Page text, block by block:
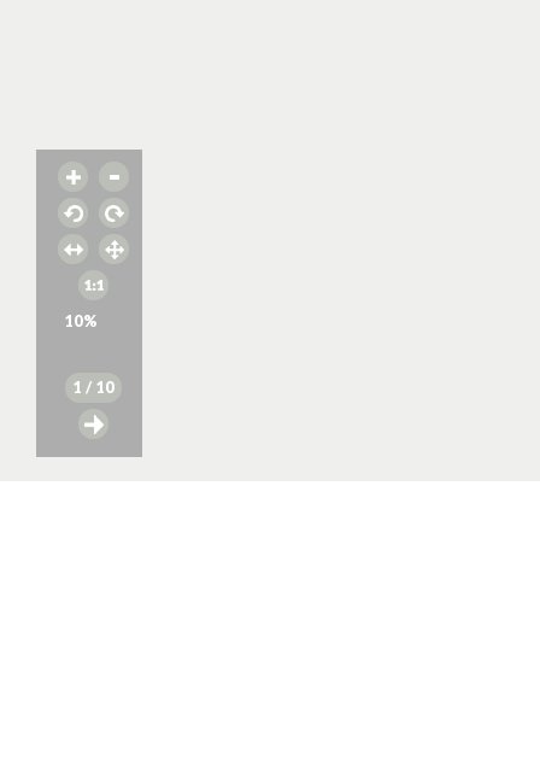
10%
1 / 10